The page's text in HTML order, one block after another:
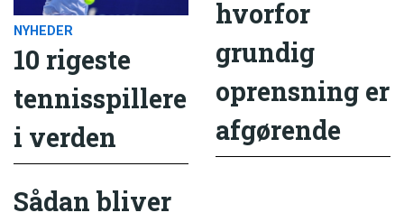
NYHEDER
10 rigeste
tennisspillere
i verden
hvorfor
grundig
oprensning er
afgørende
Sådan bliver